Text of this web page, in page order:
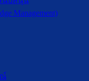
Management)